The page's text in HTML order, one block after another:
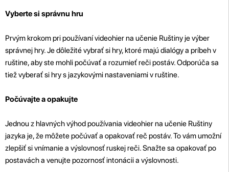
Vyberte si správnu hru
Prvým krokom pri používaní videohier na učenie Ruštiny je výber
správnej hry. Je dôležité vybrať si hry, ktoré majú dialógy a príbeh v
ruštine, aby ste mohli počúvať a rozumieť reči postáv. Odporúča sa
tiež vyberať si hry s jazykovými nastaveniami v ruštine.
Počúvajte a opakujte
Jednou z hlavných výhod používania videohier na učenie Ruštiny
jazyka je, že môžete počúvať a opakovať reč postáv. To vám umožní
zlepšiť si vnímanie a výslovnosť ruskej reči. Snažte sa opakovať po
postavách a venujte pozornosť intonácii a výslovnosti.